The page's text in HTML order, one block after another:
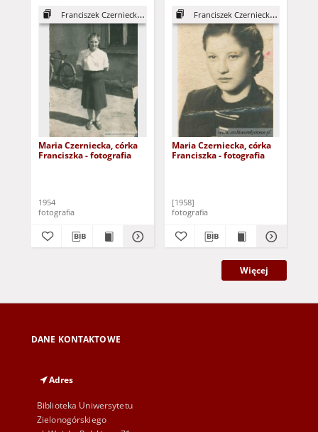
Franciszek Czerniecki, syn Józefa
Maria Czerniecka, córka
Franciszka - fotografia
1954
fotografia
Franciszek Czerniecki, syn Józefa
Maria Czerniecka, córka
Franciszka - fotografia
[1958]
fotografia
Więcej
DANE KONTAKTOWE
Adres
Biblioteka Uniwersytetu
Zielonogórskiego